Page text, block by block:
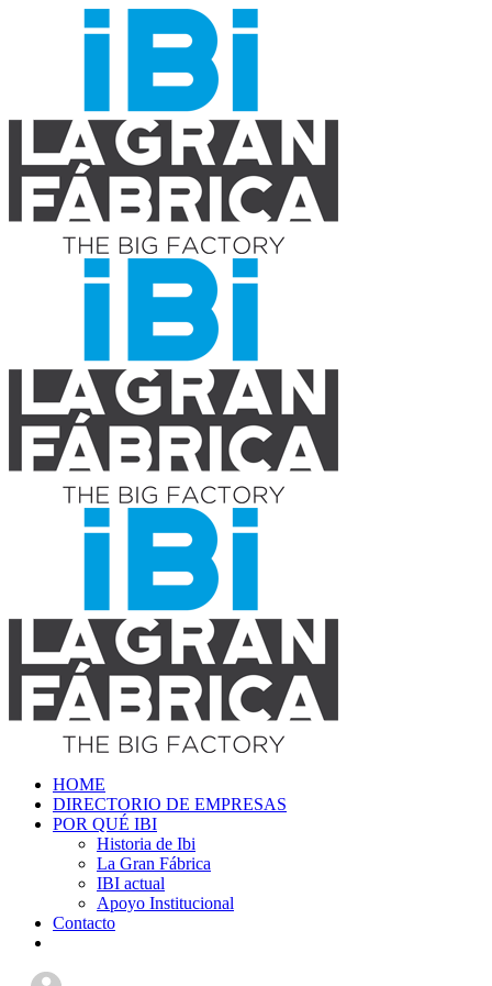
HOME
DIRECTORIO DE EMPRESAS
POR QUÉ IBI
Historia de Ibi
La Gran Fábrica
IBI actual
Apoyo Institucional
Contacto